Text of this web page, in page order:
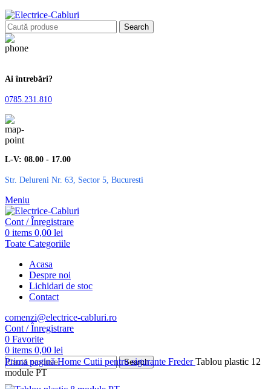
Search
Ai întrebări?
0785.231.810
L-V: 08.00 - 17.00
Str. Delureni Nr. 63, Sector 5, Bucuresti
Meniu
Cont / Înregistrare
0 items 0,00 lei
Toate Categoriile
Acasa
Despre noi
Lichidari de stoc
Contact
comenzi@electrice-cabluri.ro
Cont / Înregistrare
0 Favorite
0 items 0,00 lei
Search
Prima paginăHome Cutii pentru sigurante FrederTablou plastic 12
module PT